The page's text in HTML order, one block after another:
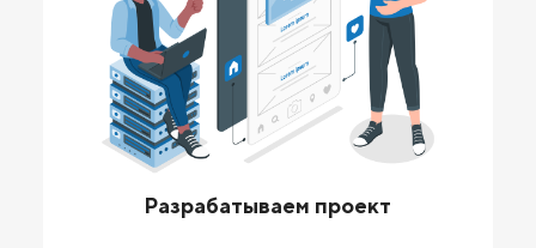
Разрабатываем проект